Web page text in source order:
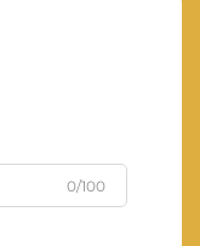
0/100